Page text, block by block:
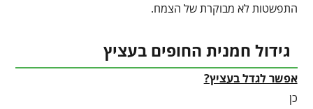
התפשטות לא מבוקרת של הצמח.
גידול חמנית החופים בעציץ
אפשר לגדל בעציץ?
כן